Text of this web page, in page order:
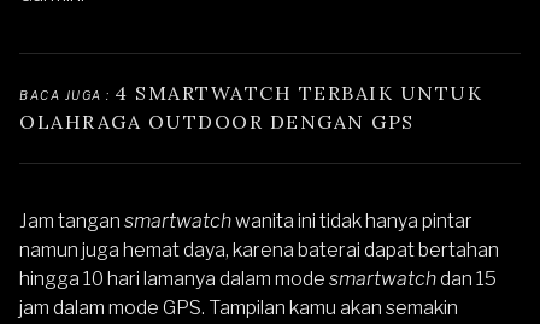
BACA JUGA : 4 SMARTWATCH TERBAIK UNTUK
OLAHRAGA OUTDOOR DENGAN GPS
Jam tangan smartwatchwanita ini tidak hanya pintar
namun juga hemat daya, karena baterai dapat bertahan
hingga 10 hari lamanya dalam mode smartwatchdan 15
jam dalam mode GPS. Tampilan kamu akan semakin